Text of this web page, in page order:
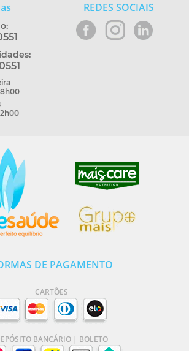
REDES SOCIAIS
DE PAGAMENTO
CARTÕES
BANCÁRIO | BOLETO